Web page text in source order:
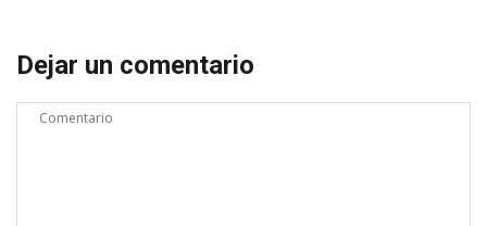
Dejar un comentario